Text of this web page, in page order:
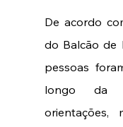
De acordo
do Balcão de
pessoas
longo da
orientações,